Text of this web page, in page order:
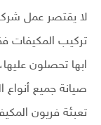
لا يقتصر عمل
تركيب المكيفات
ابها تحصلون
صيانة جميع أنواع
تعبئة فريون